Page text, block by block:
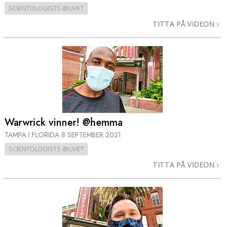
SCIENTOLOGISTS @LIVET
TITTA PÅ VIDEON
Warwrick vinner! @hemma
TAMPA I FLORIDA 8 SEPTEMBER 2021
SCIENTOLOGISTS @LIVET
TITTA PÅ VIDEON